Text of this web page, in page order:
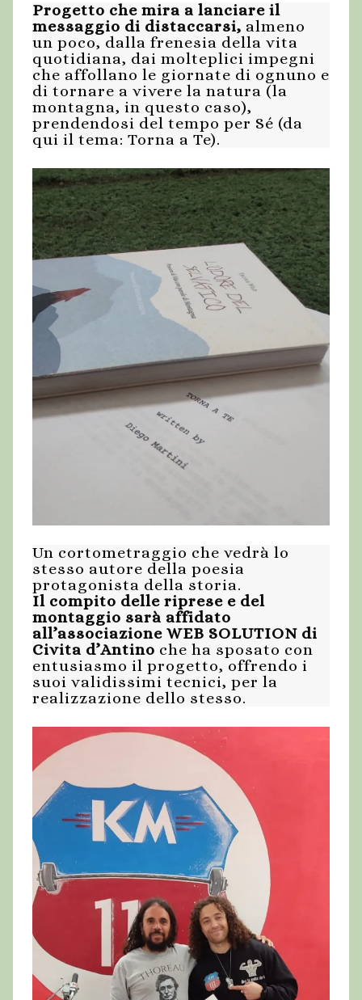
Progetto che mira a lanciare il
messaggio di distaccarsi, almeno
un poco, dalla frenesia della vita
quotidiana, dai molteplici impegni
che affollano le giornate di ognuno e
di tornare a vivere la natura (la
montagna, in questo caso),
prendendosi del tempo per Sé (da
qui il tema: Torna a Te).
Un cortometraggio che vedrà lo
stesso autore della poesia
protagonista della storia.
Il compito delle riprese e del
montaggio sarà affidato
all’associazione WEB SOLUTION di
Civita d’Antino che ha sposato con
entusiasmo il progetto, offrendo i
suoi validissimi tecnici, per la
realizzazione dello stesso.